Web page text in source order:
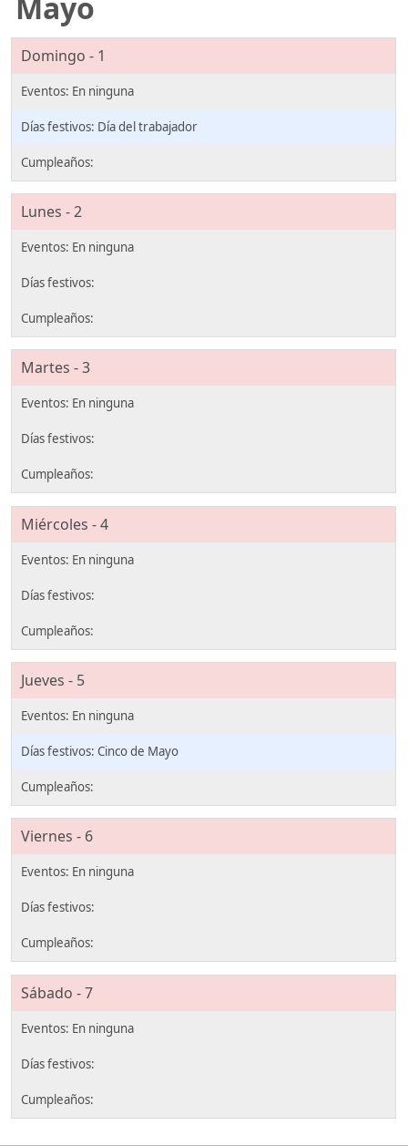
Domingo - 1
Día del trabajador
Lunes - 2
Martes - 3
Miércoles - 4
Jueves - 5
Cinco de Mayo
Viernes - 6
Sábado - 7